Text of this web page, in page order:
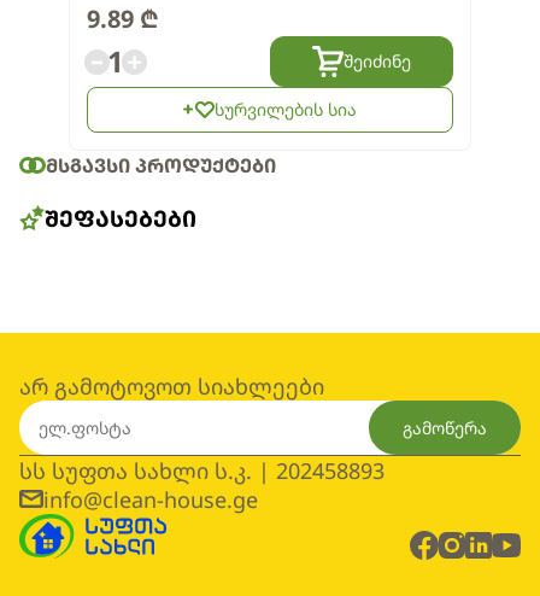
9.89 ₾
1 შეიძინე
სურვილების სია
ᲛᲡᲒᲐᲕᲡᲘ ᲞᲠᲝᲓᲣᲥᲢᲔᲑᲘ
ᲨᲔᲤᲐᲡᲔᲑᲔᲑᲘ
არ გამოტოვოთ სიახლეები
გამოწერა
სს სუფთა სახლი ს.კ. | 202458893
info@clean-house.ge